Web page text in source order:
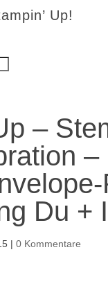
Up!
–
Du +
|0 Kommentare